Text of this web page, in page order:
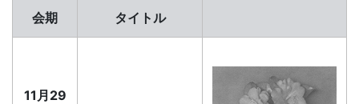
会期 タイトル
11月29